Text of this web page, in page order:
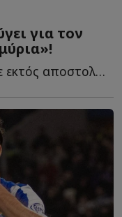
για τον
Ο Ντανιέλ Μπραγκάνσα έμεινε εκτός αποστολής στο τελευταίο π...